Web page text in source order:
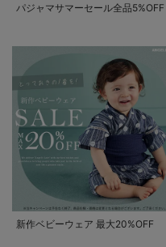
パジャマサマーセール全品5%OFF
新作ベビーウェア 最大20%OFF